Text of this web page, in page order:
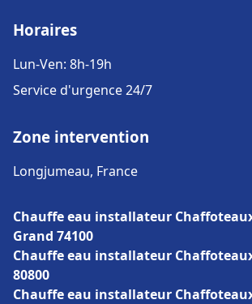
Horaires
Lun-Ven: 8h-19h
Service d'urgence 24/7
Zone intervention
Longjumeau, France
Chauffe eau installateur
Grand 74100
Chauffe eau installateur
80800
Chauffe eau installateur